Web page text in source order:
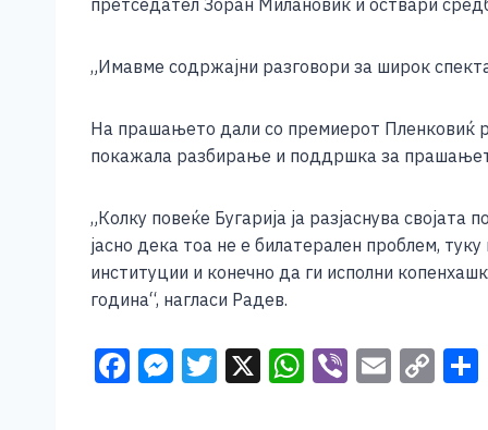
претседател Зоран Милановиќ и оствари
„Имавме содржајни разговори за широк
На прашањето дали со премиерот Пленковиќ
покажала разбирање и поддршка за
„Колку повеќе Бугарија ја разјаснува
јасно дека тоа не е билатерален проблем,
институции и конечно да ги исполни
година“, нагласи Радев.
F M T X W Vi E C